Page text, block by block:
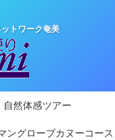
トワーク奄美
自然体感ツアー
ングローブカヌーコース